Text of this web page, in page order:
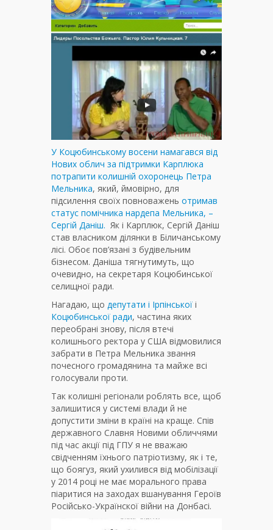
У Коцюбинському восени намагався від
Нових облич за підтримки Карплюка
потрапити колишній охоронець Петра
Мельника, який, ймовірно, для
підсилення своїх повноважень отримав
статус помічника нардепа Мельника, –
Сергій Даніш. Як і Карплюк, Сергій Даніш
став власником ділянки в Біличанському
лісі. Обоє пов’язані з будівельним
бізнесом. Даніша тягнутимуть, що
очевидно, на секретаря Коцюбинської
селищної ради.
Нагадаю, що депутати і Ірпінської і
Коцюбинської ради, частина яких
переобрані знову, після втечі
колишнього ректора у США відмовилися
забрати в Петра Мельника звання
почесного громадянина та майже всі
голосували проти.
Так колишні регіонали роблять все, щоб
залишитися у системі влади й не
допустити зміни в країні на краще. Спів
державного Славня Новими обличчями
під час акції під ГПУ я не вважаю
свідченням їхнього патріотизму, як і те,
що боягуз, який ухилився від мобілізації
у 2014 році не має морального права
піаритися на заходах вшанування Героїв
Російсько-Українскої війни на Донбасі.